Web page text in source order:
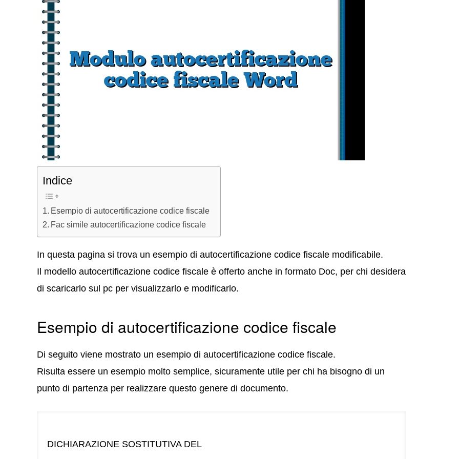
Indice
Esempio di autocertificazione codice fiscale
Fac simile autocertificazione codice fiscale
In questa pagina si trova un esempio di autocertificazione codice fiscale modificabile.
Il modello autocertificazione codice fiscale è offerto anche in formato Doc, per chi desidera
di scaricarlo sul pc per visualizzarlo e modificarlo.
Esempio di autocertificazione codice fiscale
Di seguito viene mostrato un esempio di autocertificazione codice fiscale.
Risulta essere un esempio molto semplice, sicuramente utile per chi ha bisogno di un
punto di partenza per realizzare questo genere di documento.
DICHIARAZIONE SOSTITUTIVA DEL